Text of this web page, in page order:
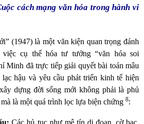
cách mạng văn hóa trong hành vi
(1947) là một văn kiện quan trọng đánh
việc cụ thể hóa tư tưởng “văn hóa soi
Minh đã trực tiếp giải quyết bài toán mâu
hậu và yêu cầu phát triển kinh tế hiện
dựng đời sống mới không phải là phủ
là một quá trình lọc lựa biện chứng 8: